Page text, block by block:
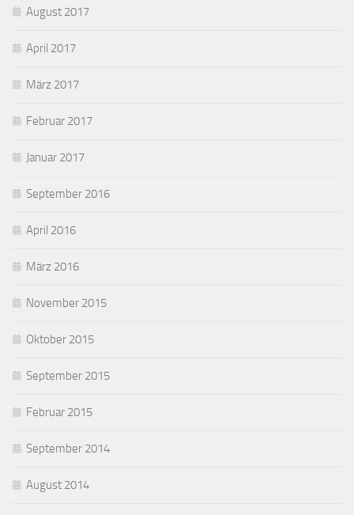
August 2017
April 2017
März 2017
Februar 2017
Januar 2017
September 2016
April 2016
März 2016
November 2015
Oktober 2015
September 2015
Februar 2015
September 2014
August 2014